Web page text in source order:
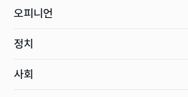
오피니언
정치
사회